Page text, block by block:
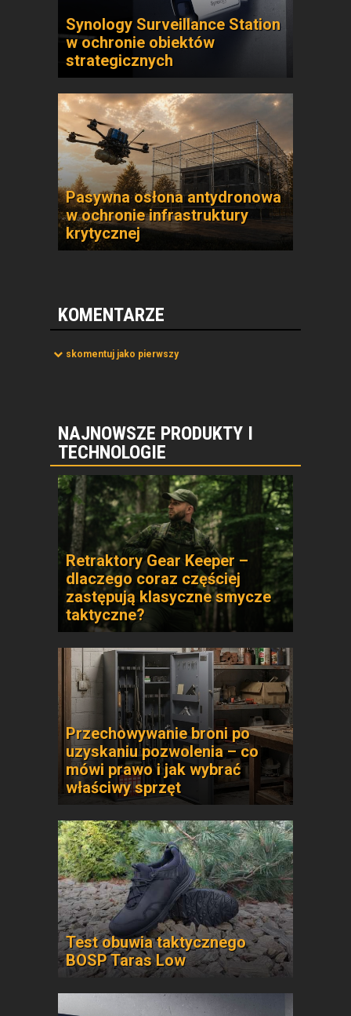
Synology Surveillance Station
w ochronie obiektów
strategicznych
Pasywna osłona antydronowa
w ochronie infrastruktury
krytycznej
KOMENTARZE
skomentuj jako pierwszy
NAJNOWSZE PRODUKTY I
TECHNOLOGIE
Retraktory Gear Keeper –
dlaczego coraz częściej
zastępują klasyczne smycze
taktyczne?
Przechowywanie broni po
uzyskaniu pozwolenia – co
mówi prawo i jak wybrać
właściwy sprzęt
Test obuwia taktycznego
BOSP Taras Low